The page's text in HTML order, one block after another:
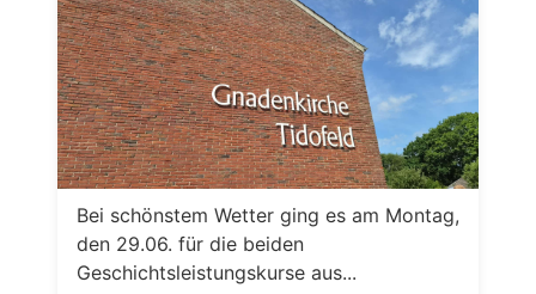
Bei schönstem Wetter ging es am Montag,
den 29.06. für die beiden
Geschichtsleistungskurse aus...